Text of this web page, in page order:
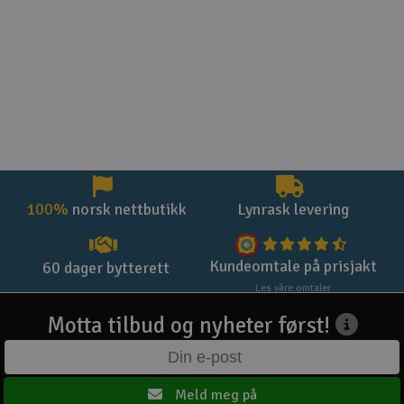
100% norsk nettbutikk Lynrask levering
60 dager bytterett Kundeomtale på prisjakt
Les våre omtaler
Motta tilbud og nyheter først!
Meld meg på